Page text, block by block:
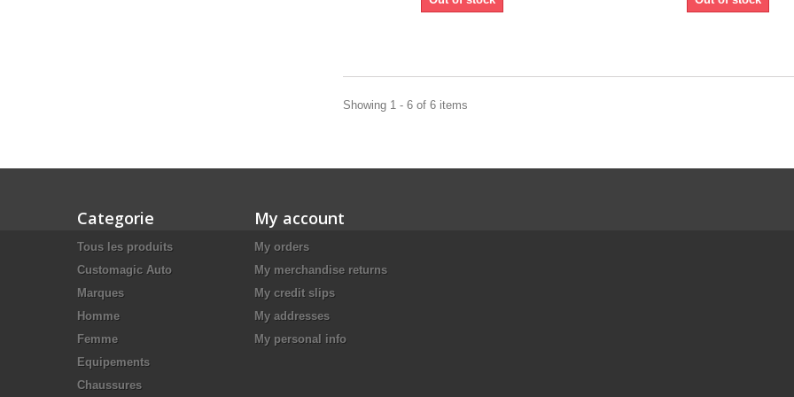
Showing 1 - 6 of 6 items
Categorie
Tous les produits
Customagic Auto
Marques
Homme
Femme
Equipements
Chaussures
My account
My orders
My merchandise returns
My credit slips
My addresses
My personal info